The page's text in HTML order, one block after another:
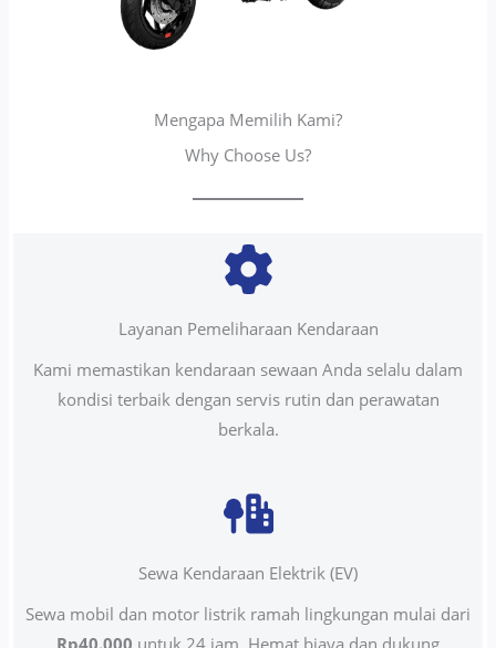
Mengapa Memilih Kami?
Why Choose Us?
Layanan Pemeliharaan Kendaraan
Kami memastikan kendaraan sewaan Anda selalu dalam
kondisi terbaik dengan servis rutin dan perawatan
berkala.
Sewa Kendaraan Elektrik (EV)
Sewa mobil dan motor listrik ramah lingkungan mulai dari